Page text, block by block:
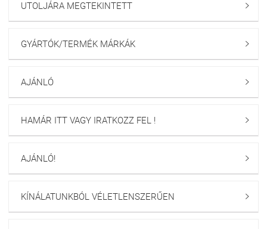
UTOLJÁRA MEGTEKINTETT 
GYÁRTÓK/TERMÉK MÁRKÁK 
AJÁNLÓ 
HAMÁR ITT VAGY IRATKOZZ FEL ! 
AJÁNLÓ! 
KÍNÁLATUNKBÓL VÉLETLENSZERŰEN 